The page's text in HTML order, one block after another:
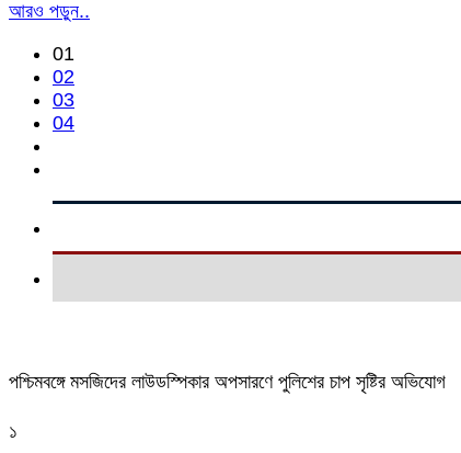
আরও পড়ুন..
01
02
03
04
পশ্চিমবঙ্গে মসজিদের লাউডস্পিকার অপসারণে পুলিশের চাপ সৃষ্টির অভিযোগ
১